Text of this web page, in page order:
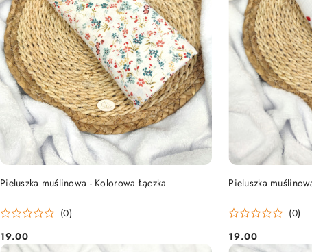
Pieluszka muślinowa - Kolorowa Łączka
(0)
Cena:
19.00
DO KOSZYKA Pieluszka
(0)
Cena:
19.00